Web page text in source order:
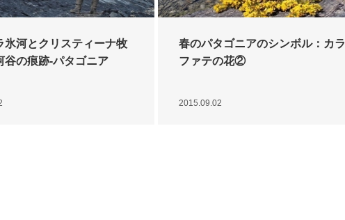
氷河とクリスティーナ牧
の痕跡-パタゴニア
春のパタゴニアのシンボル：カラ
ファテの花②
2015.09.02